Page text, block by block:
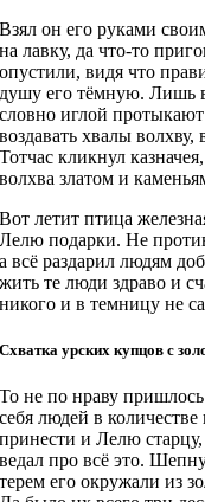
Взял он его руками
на лавку, да что-то
опустили, видя что
душу его тёмную. Лишь
словно иглой
воздавать хвалы
Тотчас кликнул
волхва златом и
Вот летит птица
Лелю подарки. Не
а всё раздарил людям
жить те люди здраво и
никого и в темницу не
Схватка урских купцов с
То не по нраву
себя людей в
принести и Лелю
ведал про всё это.
терем его окружали из